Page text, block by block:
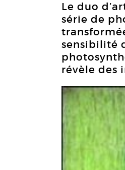
Le duo
série de
sensibilité
révèle des